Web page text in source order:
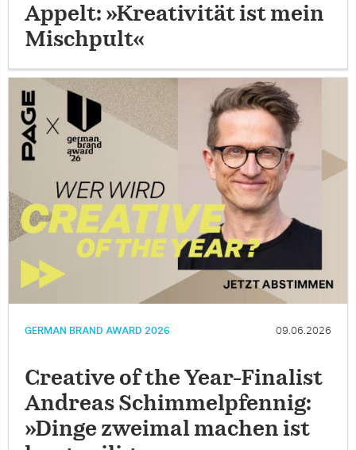
Appelt: »Kreativität ist mein
Mischpult«
GERMAN BRAND AWARD 2026 09.06.2026
Creative of the Year-Finalist
Andreas Schimmelpfennig:
»Dinge zweimal machen ist